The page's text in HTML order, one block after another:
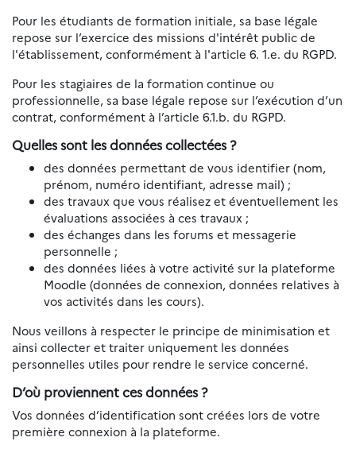
Pour les étudiants de formation initiale, sa base légale
repose sur l’exercice des missions d'intérêt public de
l'établissement, conformément à l'article 6. 1.e. du RGPD.
Pour les stagiaires de la formation continue ou
professionnelle, sa base légale repose sur l’exécution d’un
contrat, conformément à l’article 6.1.b. du RGPD.
Quelles sont les données collectées ?
des données permettant de vous identifier (nom,
prénom, numéro identifiant, adresse mail) ;
des travaux que vous réalisez et éventuellement les
évaluations associées à ces travaux ;
des échanges dans les forums et messagerie
personnelle ;
des données liées à votre activité sur la plateforme
Moodle (données de connexion, données relatives à
vos activités dans les cours).
Nous veillons à respecter le principe de minimisation et
ainsi collecter et traiter uniquement les données
personnelles utiles pour rendre le service concerné.
D’où proviennent ces données ?
Vos données d’identification sont créées lors de votre
première connexion à la plateforme.